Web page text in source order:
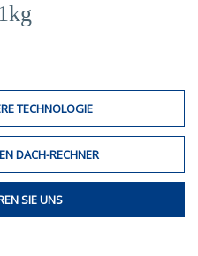
TECHNOLOGIE
DACH-RECHNER
SIE UNS